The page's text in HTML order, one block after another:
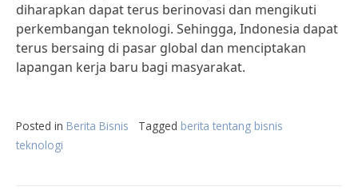
diharapkan dapat terus berinovasi dan mengikuti
perkembangan teknologi. Sehingga, Indonesia dapat
terus bersaing di pasar global dan menciptakan
lapangan kerja baru bagi masyarakat.
Posted in Berita Bisnis Tagged berita tentang bisnis
teknologi